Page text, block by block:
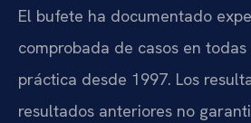
El bufete ha documentado
comprobada de casos en
práctica desde 1997. Los
resultados anteriores no